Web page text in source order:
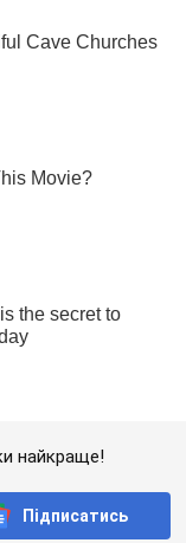
найкраще!
Підписатись